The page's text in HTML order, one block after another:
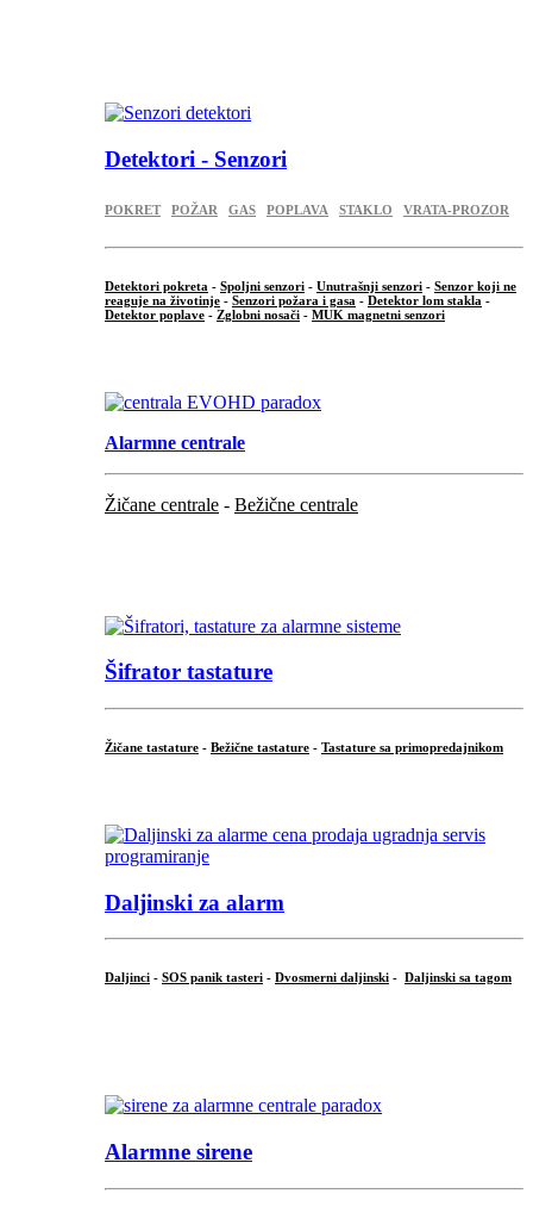
Detektori - Senzori
POKRET POŽAR GAS POPLAVA STAKLO VRATA-PROZOR
Detektori pokreta - Spoljni senzori - Unutrašnji senzori - Senzor koji ne
reaguje na životinje - Senzori požara i gasa - Detektor lom stakla -
Detektor poplave - Zglobni nosači - MUK magnetni senzori
Alarmne centrale
Žičane centrale - Bežične centrale
Šifrator tastature
Žičane tastature - Bežične tastature - Tastature sa primopredajnikom
Daljinski za alarm
Daljinci - SOS panik tasteri - Dvosmerni daljinski - Daljinski sa tagom
Alarmne sirene